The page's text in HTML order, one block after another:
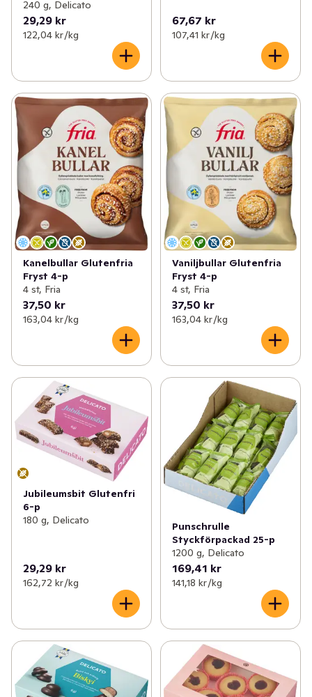
240 g, Delicato
29,29 kr
122,04 kr /kg
67,67 kr
107,41 kr /kg
Kanelbullar Glutenfria
Fryst 4-p
4 st, Fria
37,50 kr
163,04 kr /kg
Vaniljbullar Glutenfria
Fryst 4-p
4 st, Fria
37,50 kr
163,04 kr /kg
Jubileumsbit Glutenfri
6-p
180 g, Delicato
29,29 kr
162,72 kr /kg
Punschrulle
Styckförpackad 25-p
1200 g, Delicato
169,41 kr
141,18 kr /kg